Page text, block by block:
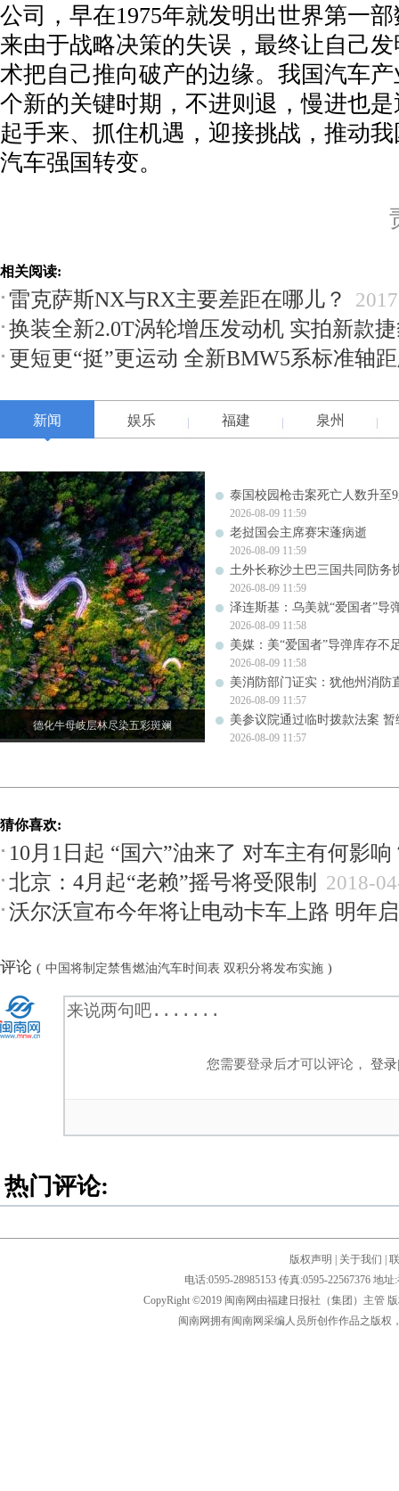
公司，早在1975年就发明出世界第一
来由于战略决策的失误，最终让自己
术把自己推向破产的边缘。我国汽车
个新的关键时期，不进则退，慢进也
起手来、抓住机遇，迎接挑战，推动
汽车强国转变。
相关阅读:
雷克萨斯NX与RX主要差距在哪儿？
换装全新2.0T涡轮增压发动机 实拍新款
更短更“挺”更运动 全新BMW5系标准轴
新闻 娱乐 福建 泉州
德化牛母岐层林尽染五彩斑斓
泰国校园枪击案死亡人数升至
2026-08-09 11:59
老挝国会主席赛宋蓬病逝
2026-08-09 11:59
土外长称沙土巴三国共同防务
2026-08-09 11:59
泽连斯基：乌美就“爱国者”导
2026-08-09 11:58
美媒：美“爱国者”导弹库存不
2026-08-09 11:58
美消防部门证实：犹他州消防
2026-08-09 11:57
美参议院通过临时拨款法案 暂
2026-08-09 11:57
猜你喜欢:
10月1日起 “国六”油来了 对车主有何影响
北京：4月起“老赖”摇号将受限制
2018-
沃尔沃宣布今年将让电动卡车上路 明年
评论 ( 中国将制定禁售燃油汽车时间表 双积分将发布实施 )
您需要登录后才可以评论，登录
热门评论:
版权声明 关于我们
电话:0595-28985153 传真:0595-22567376 地
CopyRight ©2019 闽南网由福建日报社（集团）主管
闽南网拥有闽南网采编人员所创作作品之版